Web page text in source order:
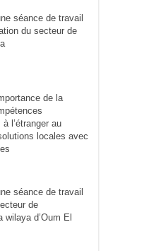
séance de travail
du secteur de
de la
l’étranger au
locales avec
séance de travail
de
wilaya d’Oum El